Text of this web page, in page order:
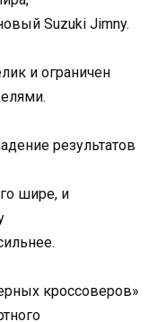
Suzuki Jimny.
и ограничен
результатов
шире, и
кроссоверов»